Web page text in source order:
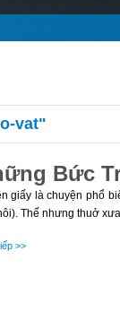
vat"
Bức
giấy là chuyện phổ
Thế nhưng thuở
>>